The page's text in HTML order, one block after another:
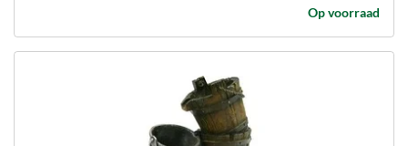
Op voorraad